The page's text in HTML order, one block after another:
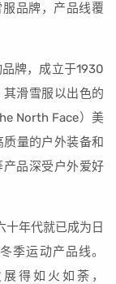
品牌，产品线覆
牌，成立于1930
滑雪服以出色的
North Face）美
量的户外装备和
品深受户外爱好
十年代就已成为日
季运动产品线。
得如火如荼，